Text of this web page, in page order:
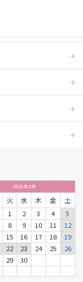
2026年9月
火 水 木 金
土
1
2 3 4
5
8 9 10 11
12
15 16 17 18
19
22 23 24 25
26
29 30